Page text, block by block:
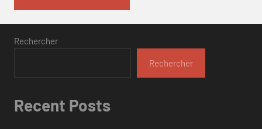
Rechercher
Rechercher
Recent Posts